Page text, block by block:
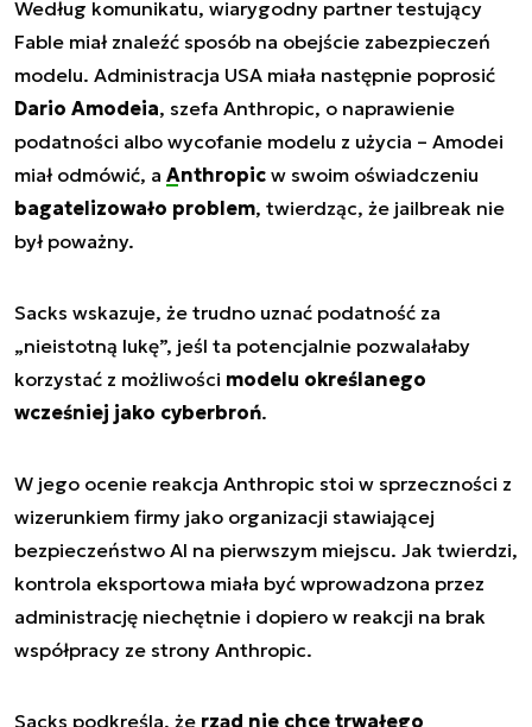
Według komunikatu, wiarygodny partner testujący
Fable miał znaleźć sposób na obejście zabezpieczeń
modelu. Administracja USA miała następnie poprosić
Dario Amodeia, szefa Anthropic, o naprawienie
podatności albo wycofanie modelu z użycia – Amodei
miał odmówić, a Anthropic w swoim oświadczeniu
bagatelizowało problem, twierdząc, że jailbreak nie
był poważny.
Sacks wskazuje, że trudno uznać podatność za
„nieistotną lukę”, jeśl ta potencjalnie pozwalałaby
korzystać z możliwości modelu określanego
wcześniej jako cyberbroń.
W jego ocenie reakcja Anthropic stoi w sprzeczności z
wizerunkiem firmy jako organizacji stawiającej
bezpieczeństwo AI na pierwszym miejscu. Jak twierdzi,
kontrola eksportowa miała być wprowadzona przez
administrację niechętnie i dopiero w reakcji na brak
współpracy ze strony Anthropic.
Sacks podkreśla, że rząd nie chce trwałego